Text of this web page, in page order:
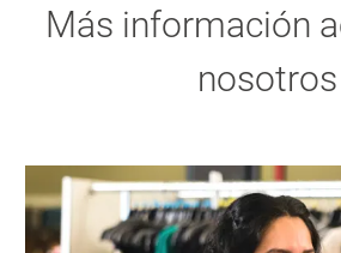
Más información
nosotros